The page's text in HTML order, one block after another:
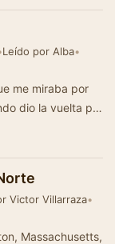
Leído por Alba•
me miraba por
dio la vuelta por
Victor Villarraza•
Massachusetts,